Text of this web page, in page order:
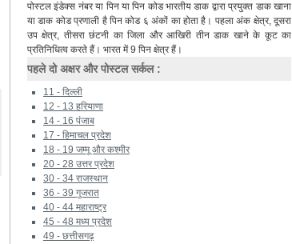
पोस्टल इंडेक्स नंबर या पिन या पिन कोड भारतीय डाक द्वारा प्रयुक्त डाक खाना
या डाक कोड प्रणाली है पिन कोड ६ अंकों का होता है। पहला अंक क्षेत्र, दूसरा
उप क्षेत्र, तीसरा छंटनी का जिला और आखिरी तीन डाक खाने के कूट का
प्रतिनिधित्व करते हैं। भारत में 9 पिन क्षेत्र हैं।
पहले दो अक्षर और पोस्टल सर्कल :
11 - दिल्ली
12 - 13 हरियाणा
14 - 16 पंजाब
17 - हिमाचल प्रदेश
18 - 19 जम्मू और कश्मीर
20 - 28 उत्तर प्रदेश
30 - 34 राजस्थान
36 - 39 गुजरात
40 - 44 महाराष्ट्र
45 - 48 मध्य प्रदेश
49 - छत्तीसगढ़